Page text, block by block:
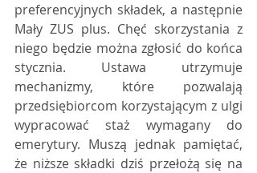
preferencyjnych składek, a następnie
Mały ZUS plus. Chęć skorzystania z
niego będzie można zgłosić do końca
stycznia. Ustawa utrzymuje
mechanizmy, które pozwalają
przedsiębiorcom korzystającym z ulgi
wypracować staż wymagany do
emerytury. Muszą jednak pamiętać,
że niższe składki dziś przełożą się na